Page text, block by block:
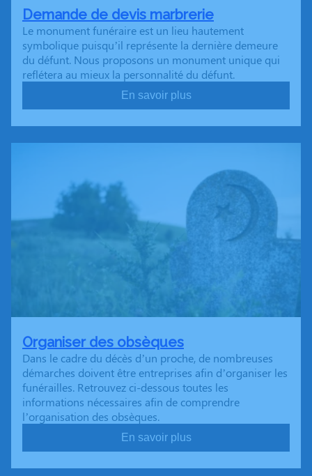
Demande de devis marbrerie
Le monument funéraire est un lieu hautement
symbolique puisqu’il représente la dernière demeure
du défunt. Nous proposons un monument unique qui
reflétera au mieux la personnalité du défunt.
En savoir plus
Organiser des obsèques
Dans le cadre du décès d’un proche, de nombreuses
démarches doivent être entreprises afin d’organiser les
funérailles. Retrouvez ci-dessous toutes les
informations nécessaires afin de comprendre
l’organisation des obsèques.
En savoir plus